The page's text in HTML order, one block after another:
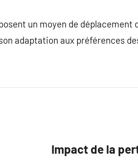
un moyen de
adaptation aux préférences
Impact de la